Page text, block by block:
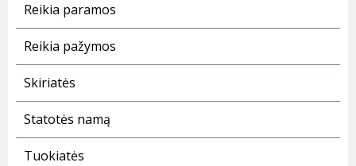
Reikia paramos
Reikia pažymos
Skiriatės
Statotės namą
Tuokiatės